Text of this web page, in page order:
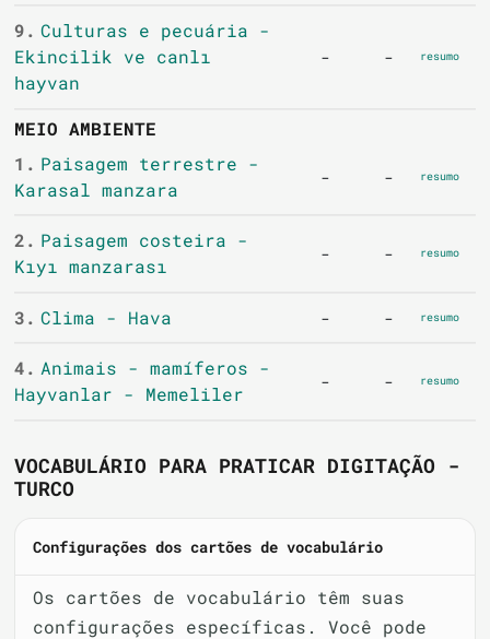
9. Culturas e pecuária -
Ekincilik ve canlı
hayvan
- - resumo
MEIO AMBIENTE
1. Paisagem terrestre -
Karasal manzara
- - resumo
2. Paisagem costeira -
Kıyı manzarası
- - resumo
3. Clima - Hava - - resumo
4. Animais - mamíferos -
Hayvanlar - Memeliler
- - resumo
VOCABULÁRIO PARA PRATICAR DIGITAÇÃO -
TURCO
Configurações dos cartões de vocabulário
Os cartões de vocabulário têm suas
configurações específicas. Você pode